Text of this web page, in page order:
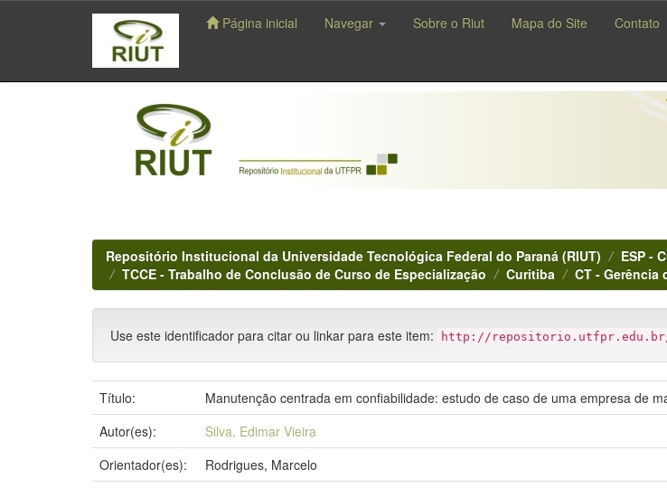
navigation
Página inicial Navegar Sobre o Riut Mapa do Site Contato
Repositório Institucional da Universidade Tecnológica Federal do Paraná (RIUT)
ESP -
TCCE - Trabalho de Conclusão de Curso de Especialização
Curitiba CT - Gerência
Use este identificador para citar ou linkar para este item: http://repositorio.utfpr.edu.br/
Título:
Manutenção centrada em confiabilidade: estudo de caso de uma empresa de
Autor(es):
Silva, Edimar Vieira
Orientador(es):
Rodrigues, Marcelo